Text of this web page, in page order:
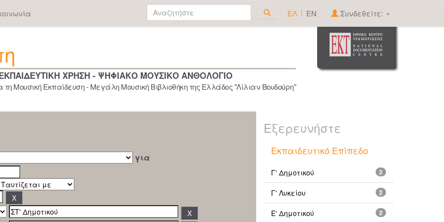
ΕΛ | EN Συνδεθείτε:
ΧΡΗΣΗ - ΨΗΦΙΑΚΟ ΜΟΥΣΙΚΟ ΑΝΘΟΛΟΓΙΟ
Μουσική Εκπαίδευση - Μεγάλη Μουσική Βιβλιοθήκη της Ελλάδος "Λίλιαν Βουδούρη"
για
Εξερευνήστε
Εκπαιδευτικό Επίπεδο
2
Γ' Δημοτικού
2
Γ' Λυκείου
2
Ε' Δημοτικού